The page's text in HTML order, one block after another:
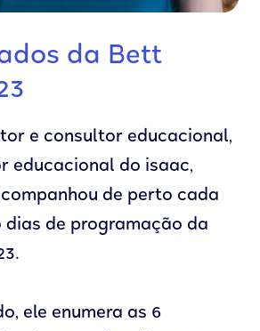
da Bett
e consultor educacional,
educacional do isaac,
de perto cada
dias de programação da
ele enumera as 6